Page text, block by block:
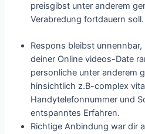
preisgibst unter anderem
Verabredung fortdauern soll.
Respons bleibst
deiner Online videos-Date
personliche unter anderem
hinsichtlich z.B-complex
Handytelefonnummer und
entspanntes Erfahren.
Richtige Anbindung war dir